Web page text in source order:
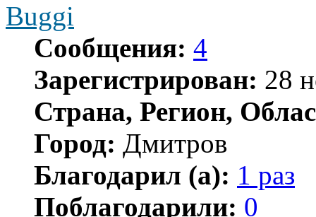
Buggi
Сообщения: 4
Зарегистрирован: 28
Страна, Регион,
Город: Дмитров
Благодарил (а): 1 раз
Поблагодарили: 0